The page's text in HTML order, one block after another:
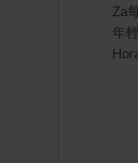
Za
年